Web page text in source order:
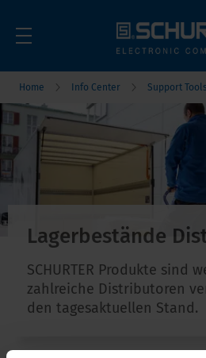
Home Info Center Support Tools
Lagerbestände
SCHURTER Produkte sind
zahlreiche Distributoren
den tagesaktuellen Stand.